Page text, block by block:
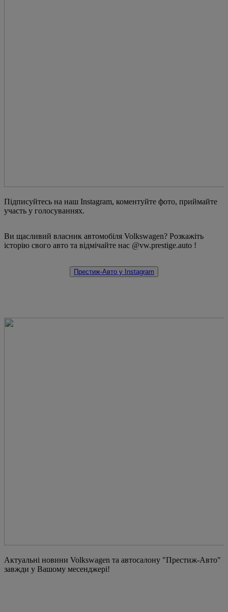
Підписуйтесь на наш Instagram, коментуйте фото, приймайте
участь у голосуваннях.
Ви щасливий власник автомобіля Volkswagen? Розкажіть
історію свого авто та відмічайте нас @vw.prestige.auto !
Престиж-Авто у Instagram
Актуальні новини Volkswagen та автосалону "Престиж-Авто"
завжди у Вашому месенджері!